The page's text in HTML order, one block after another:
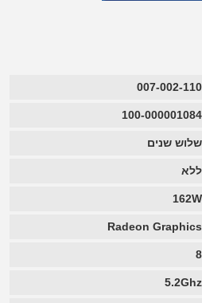
007-002-110
100-000001084
שלוש שנים
ללא
162W
Radeon Graphics
8
5.2Ghz